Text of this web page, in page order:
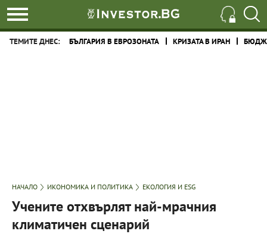
ТЕМИТЕ ДНЕС: БЪЛГАРИЯ В ЕВРОЗОНАТА КРИЗАТА В ИРАН
НАЧАЛО ИКОНОМИКА И ПОЛИТИКА ЕКОЛОГИЯ И ESG
Учените отхвърлят най-мрачния
климатичен сценарий